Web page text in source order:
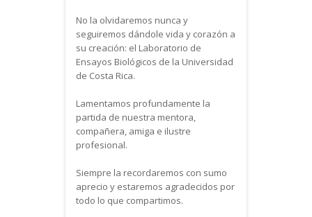
No la olvidaremos nunca y
seguiremos dándole vida y corazón a
su creación: el Laboratorio de
Ensayos Biológicos de la Universidad
de Costa Rica.
Lamentamos profundamente la
partida de nuestra mentora,
compañera, amiga e ilustre
profesional.
Siempre la recordaremos con sumo
aprecio y estaremos agradecidos por
todo lo que compartimos.